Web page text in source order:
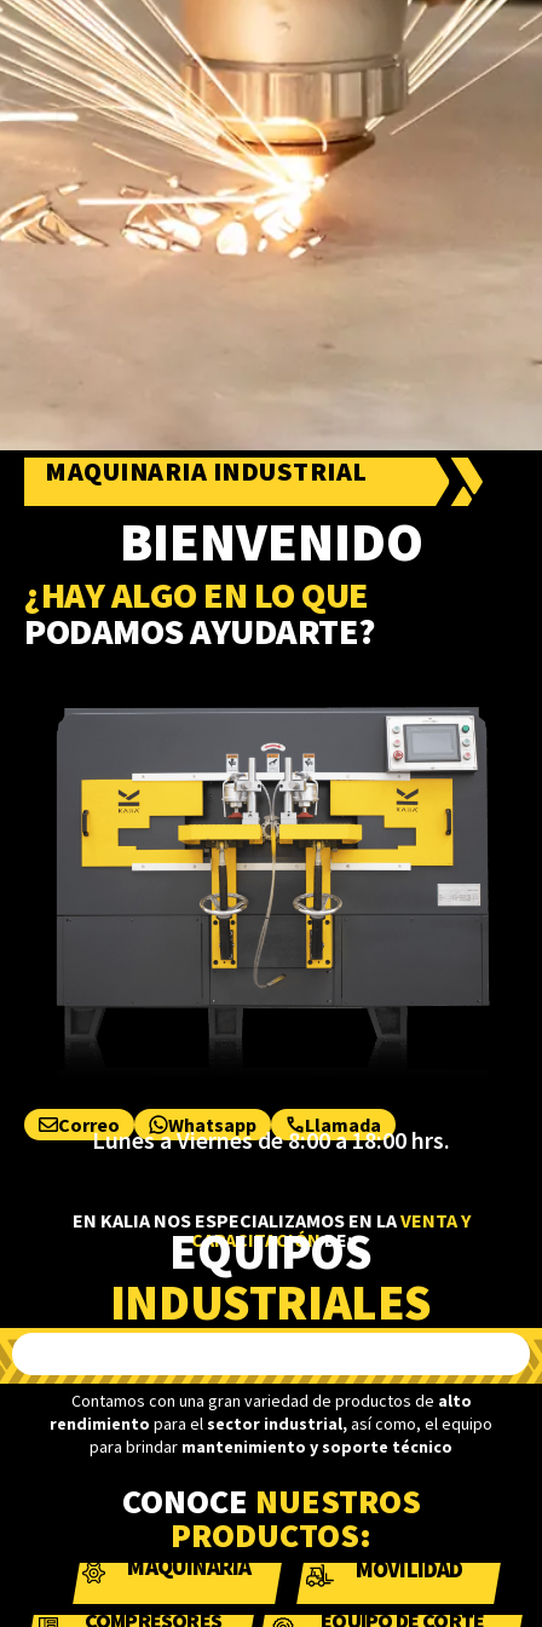
MAQUINARIA INDUSTRIAL
BIENVENIDO
¿HAY ALGO EN LO QUE
PODAMOS AYUDARTE?
Correo Whatsapp Llamada
Lunes a Viernes de 8:00 a 18:00 hrs.
EN KALIA NOS ESPECIALIZAMOS EN LAVENTA Y
CAPACITACIÓNDE:
EQUIPOS
INDUSTRIALES
Contamos con una gran variedad de productos de alto
rendimiento para elsector industrial,así como, el equipo
para brindar mantenimiento y soporte técnico
CONOCE NUESTROS
PRODUCTOS:
MAQUINARIA MOVILIDAD
COMPRESORES EQUIPO DE CORTE